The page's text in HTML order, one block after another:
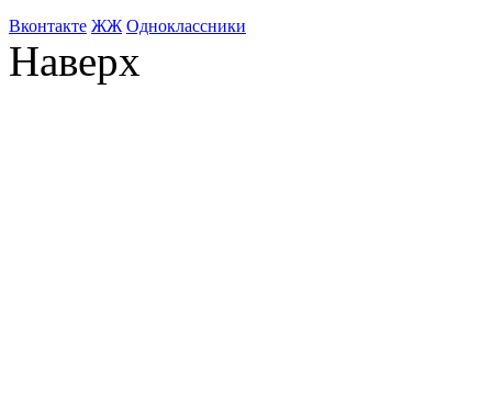
Bконтакте ЖЖ Одноклассники
Наверх